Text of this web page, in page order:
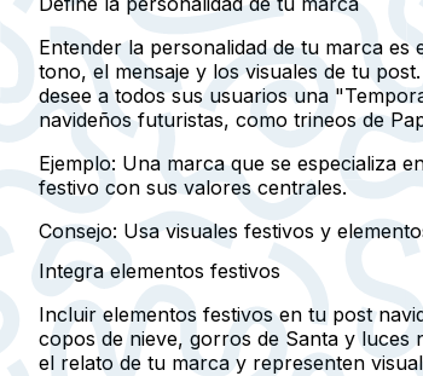
Entender la personalidad de tu marca
tono, el mensaje y los visuales de tu
desee a todos sus usuarios una
navideños futuristas, como trineos de
Ejemplo: Una marca que se especializa
festivo con sus valores centrales.
Consejo: Usa visuales festivos y
Integra elementos festivos
Incluir elementos festivos en tu post
copos de nieve, gorros de Santa y luces
el relato de tu marca y representen